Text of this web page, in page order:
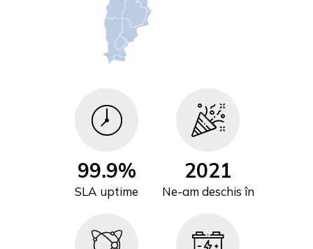
99.9%
SLA uptime
2021
Ne-am deschis în